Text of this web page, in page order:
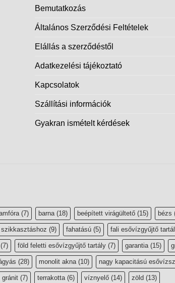
Bemutatkozás
Általános Szerződési Feltételek
Elállás a szerződéstől
Adatkezelési tájékoztató
Kapcsolatok
Szállítási információk
Gyakran ismételt kérdések
(7) barna(18) beépített virágültető (15) bézs
(9) fahatású (5) fali esővízgyűjtő
(7) föld feletti esővízgyűjtő tartály (7) garantia(15)
(28) monolit akna(10) nagy kapacitású
gránit (7) terrakotta(6) víznyelő (14) zöld (13)